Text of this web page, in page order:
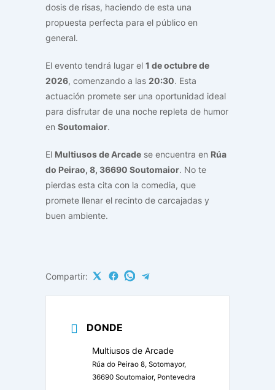
dosis de risas, haciendo de esta una
propuesta perfecta para el público en
general.
El evento tendrá lugar el 1 de octubre de
2026, comenzando a las 20:30. Esta
actuación promete ser una oportunidad ideal
para disfrutar de una noche repleta de humor
en Soutomaior.
El Multiusos de Arcade se encuentra en Rúa
do Peirao, 8, 36690 Soutomaior. No te
pierdas esta cita con la comedia, que
promete llenar el recinto de carcajadas y
buen ambiente.
Compartir:
DONDE
Multiusos de Arcade
Rúa do Peirao 8, Sotomayor,
36690 Soutomaior, Pontevedra